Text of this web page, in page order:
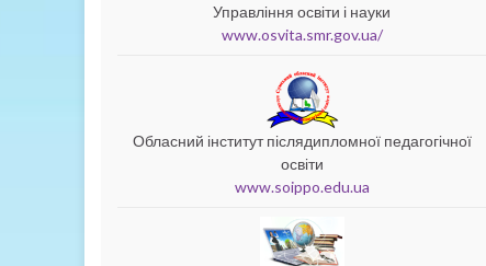
Управління освіти і науки
www.osvita.smr.gov.ua/
Обласний інститут післядипломної педагогічної
освіти
www.soippo.edu.ua